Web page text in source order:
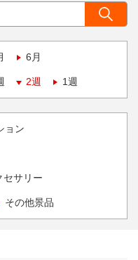
6月
2週 1週
ョン
セサリー
その他景品